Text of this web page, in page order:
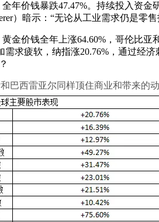
价钱暴跌47.47%。持续投入资金
）暗示：“无论从工业需求仍是
价钱全年上涨64.60%，哥伦比亚
需求疲软，纳指涨20.76%，通过
西雷亚尔同样顶住商业和带来的